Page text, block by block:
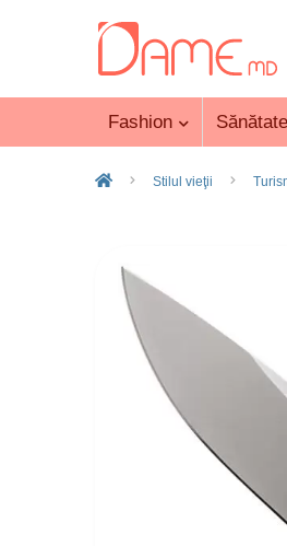
Fashion
Stilul vieţii